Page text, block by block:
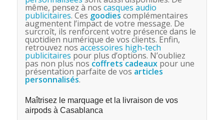
même, pensez à nos casques audio
publicitaires. Ces goodies complémentaires
augmentent l’impact de votre message. De
surcroît, ils renforcent votre présence dans le
quotidien numérique de vos clients. Enfin,
retrouvez nos accessoires high-tech
publicitaires pour plus d’options. N’oubliez
pas non plus nos coffrets cadeauxpour une
présentation parfaite de vos articles
personnalisés.
Maîtrisez le marquage et la livraison de vos
airpods à Casablanca